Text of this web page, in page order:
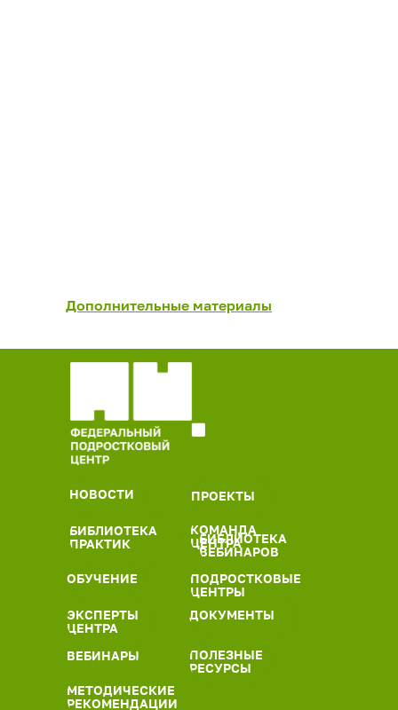
Дополнительные материалы
НОВОСТИ
ЭКСПЕРТЫ
ЦЕНТРА
ДОКУМЕНТЫ
ОБУЧЕНИЕ
ПОЛЕЗНЫЕ
РЕСУРСЫ
ВЕБИНАРЫ
ПОДРОСТКОВЫЕ
ЦЕНТРЫ
МЕТОДИЧЕСКИЕ
РЕКОМЕНДАЦИИ
БИБЛИОТЕКА
ПРАКТИК
ПРОЕКТЫ
БИБЛИОТЕКА
ВЕБИНАРОВ
КОМАНДА
ЦЕНТРА